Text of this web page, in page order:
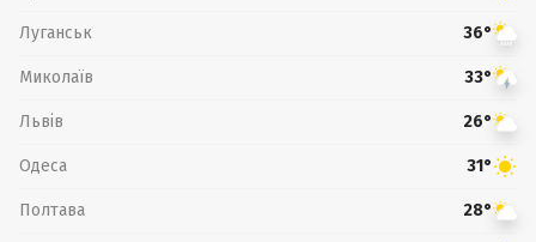
Луганськ 36°
Миколаїв 33°
Львів 26°
Одеса 31°
Полтава 28°